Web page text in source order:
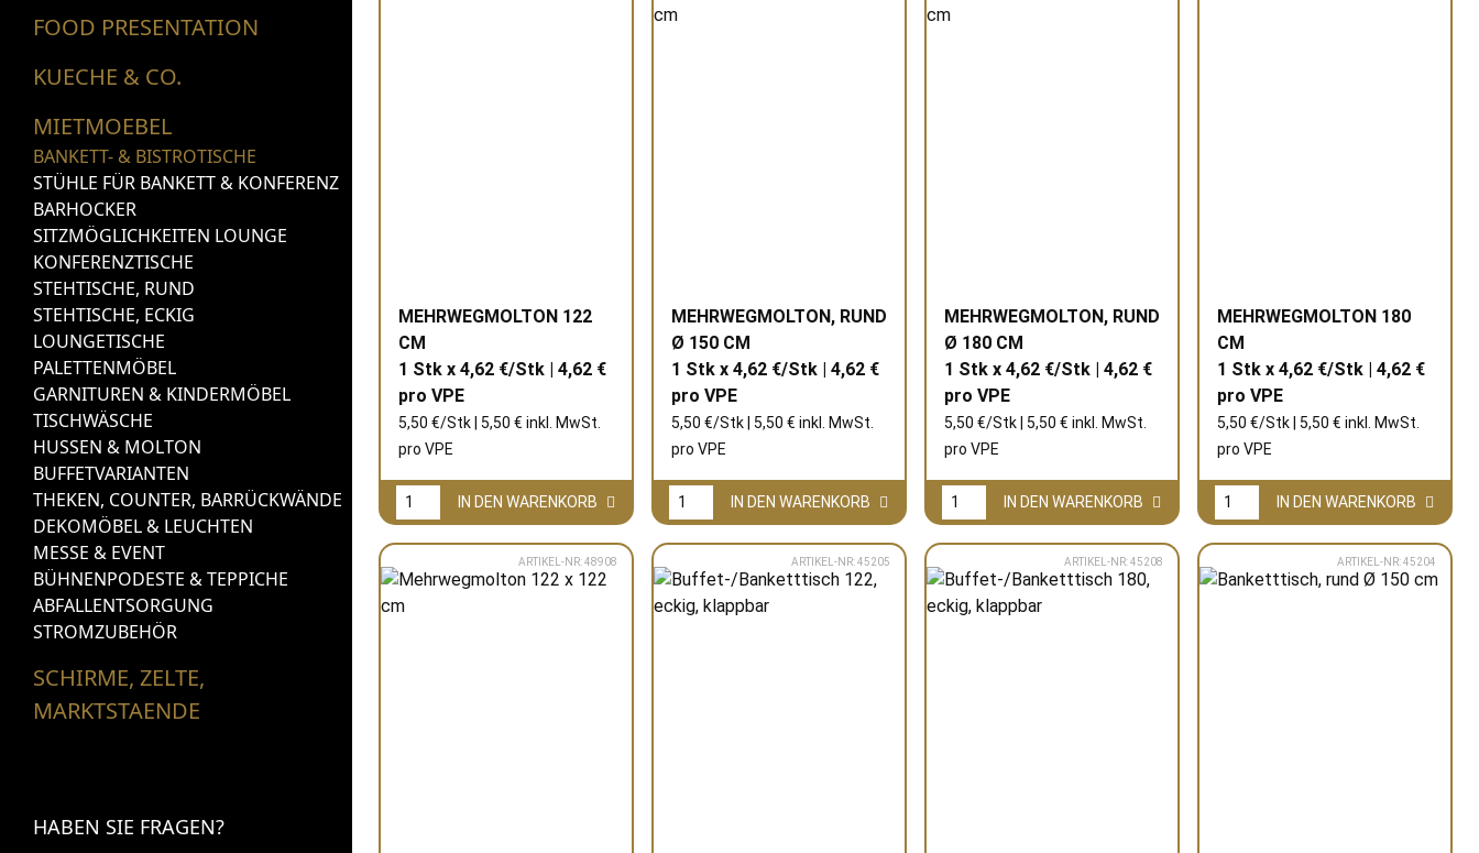
FOOD PRESENTATION
KUECHE & CO.
MIETMOEBEL
BANKETT- & BISTROTISCHE
STÜHLE FÜR BANKETT & KONFERENZ
BARHOCKER
SITZMÖGLICHKEITEN LOUNGE
KONFERENZTISCHE
STEHTISCHE, RUND
STEHTISCHE, ECKIG
LOUNGETISCHE
PALETTENMÖBEL
GARNITUREN & KINDERMÖBEL
TISCHWÄSCHE
HUSSEN & MOLTON
BUFFETVARIANTEN
THEKEN, COUNTER, BARRÜCKWÄNDE
DEKOMÖBEL & LEUCHTEN
MESSE & EVENT
BÜHNENPODESTE & TEPPICHE
ABFALLENTSORGUNG
STROMZUBEHÖR
SCHIRME, ZELTE,
MARKTSTAENDE
HABEN SIE FRAGEN?
MEHRWEGMOLTON 122
CM
1 Stk x 4,62 €/Stk | 4,62 €
pro VPE
5,50 €/Stk | 5,50 € inkl. MwSt.
pro VPE
IN DEN WARENKORB
MEHRWEGMOLTON, RUND
Ø 150 CM
1 Stk x 4,62 €/Stk | 4,62 €
pro VPE
5,50 €/Stk | 5,50 € inkl. MwSt.
pro VPE
IN DEN WARENKORB
MEHRWEGMOLTON, RUND
Ø 180 CM
1 Stk x 4,62 €/Stk | 4,62 €
pro VPE
5,50 €/Stk | 5,50 € inkl. MwSt.
pro VPE
IN DEN WARENKORB
MEHRWEGMOLTON 180
CM
1 Stk x 4,62 €/Stk | 4,62 €
pro VPE
5,50 €/Stk | 5,50 € inkl. MwSt.
pro VPE
IN DEN WARENKORB
ARTIKEL-NR: 48908 ARTIKEL-NR: 45205 ARTIKEL-NR: 45208 ARTIKEL-NR: 45204